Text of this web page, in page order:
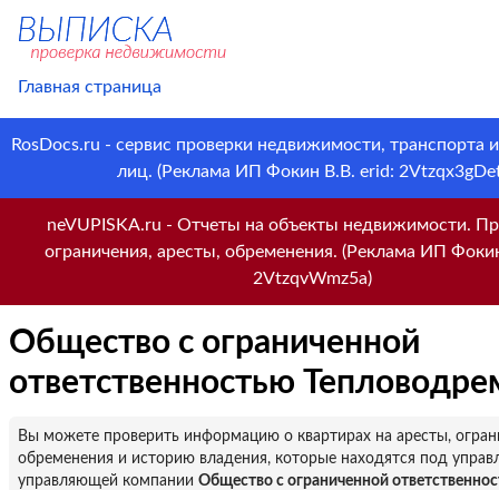
Главная страница
RosDocs.ru - сервис проверки недвижимости, транспорта
лиц. (Реклама ИП Фокин В.В. erid:
neVUPISKA.ru - Отчеты на объекты недвижимости.
ограничения, аресты, обременения. (Реклама ИП
2VtzqvWmz5a)
Общество с ограниченной
ответственностью
Вы можете проверить информацию о квартирах на аресты,
обременения и историю владения, которые находятся под
управляющей компании Общество с ограниченной